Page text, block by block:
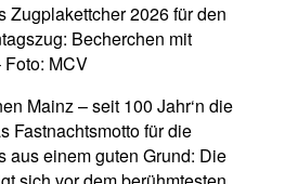
Zugplakettcher 2026 für den
Becherchen mit
Foto: MCV
Mainz – seit 100 Jahr‘n die
Fastnachtsmotto für die
aus einem guten Grund: Die